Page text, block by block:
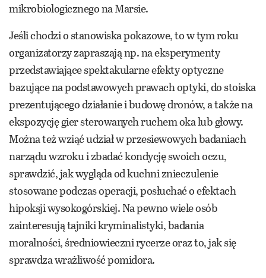
mikrobiologicznego na Marsie.
Jeśli chodzi o stanowiska pokazowe, to w tym roku
organizatorzy zapraszają np. na eksperymenty
przedstawiające spektakularne efekty optyczne
bazujące na podstawowych prawach optyki, do stoiska
prezentującego działanie i budowę dronów, a także na
ekspozycję gier sterowanych ruchem oka lub głowy.
Można też wziąć udział w przesiewowych badaniach
narządu wzroku i zbadać kondycję swoich oczu,
sprawdzić, jak wygląda od kuchni znieczulenie
stosowane podczas operacji, posłuchać o efektach
hipoksji wysokogórskiej. Na pewno wiele osób
zainteresują tajniki kryminalistyki, badania
moralności, średniowieczni rycerze oraz to, jak się
sprawdza wrażliwość pomidora.